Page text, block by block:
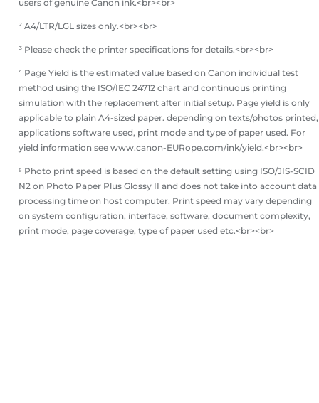
users of genuine Canon ink.<br><br>
² A4/LTR/LGL sizes only.<br><br>
³ Please check the printer specifications for details.<br><br>
⁴ Page Yield is the estimated value based on Canon individual test
method using the ISO/IEC 24712 chart and continuous printing
simulation with the replacement after initial setup. Page yield is only
applicable to plain A4-sized paper. depending on texts/photos printed,
applications software used, print mode and type of paper used. For
yield information see www.canon-EURope.com/ink/yield.<br><br>
⁵ Photo print speed is based on the default setting using ISO/JIS-SCID
N2 on Photo Paper Plus Glossy II and does not take into account data
processing time on host computer. Print speed may vary depending
on system configuration, interface, software, document complexity,
print mode, page coverage, type of paper used etc.<br><br>